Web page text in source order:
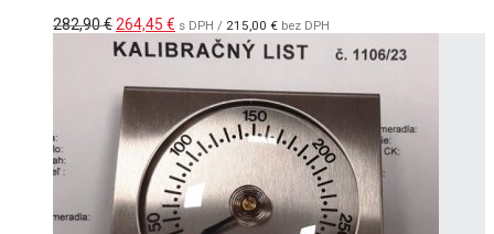
282,90€Pôvodná
cena
bola:
264,45 € Aktuálna
cena
je:
s DPH / 215,00 € bez DPH